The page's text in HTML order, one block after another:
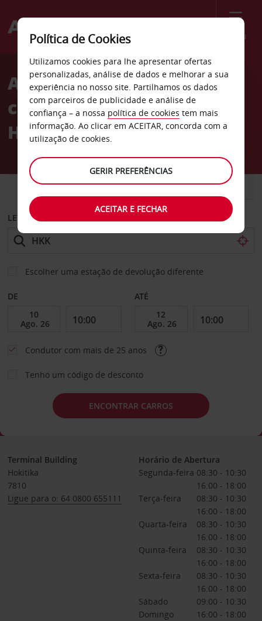
Menu
Welcome
AvisAluguer de
carros Aeroporto de
Hokitika
CARRO COMERCIAIS
LEVANTAR EM
Escolher uma estação de devolução diferente
DE ATÉ
Condutor com mais de 25 anos
Tenho um código de desconto
ENCONTRAR CARROS
Terminal Building
Hokitika
7810
Ligue para o: 64 0800 655111
Horário de Abertura
Segunda-feira 08:30 - 10:30
16:00 - 18:00
Terça-feira
08:30 - 10:30
16:00 - 18:00
Quarta-feira
08:30 - 10:30
16:00 - 18:00
Quinta-feira
08:30 - 10:30
16:00 - 18:00
Sexta-feira
08:30 - 10:30
16:00 - 18:00
Sábado
09:00 - 10:30
Domingo
16:00 - 18:00
Política de Cookies
Utilizamos cookies para lhe apresentar ofertas
personalizadas, análise de dados e melhorar a sua
experiência no nosso site. Partilhamos os dados
com parceiros de publicidade e análise de
confiança – a nossa política de cookies tem mais
informação. Ao clicar em ACEITAR, concorda com a
utilização de cookies.
GERIR PREFERÊNCIAS
ACEITAR E FECHAR